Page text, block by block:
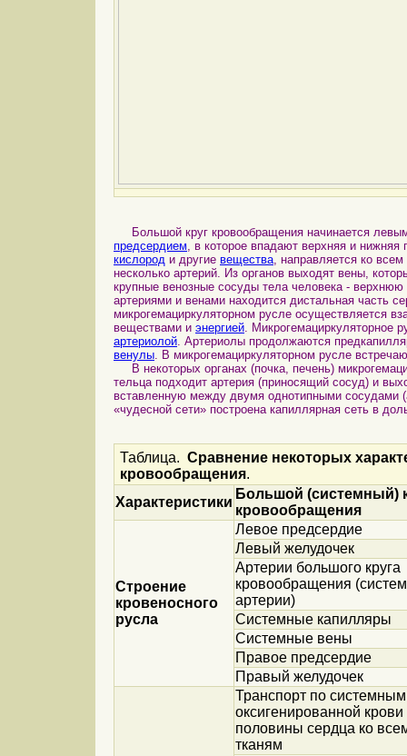
Большой круг кровообращения начинается
предсердием, в которое впадают верхняя и
кислород и другие вещества, направляется ко всем
несколько артерий. Из органов выходят вены,
крупные венозные сосуды тела человека -
артериями и венами находится дистальная часть
микрогемациркуляторном русле осуществляется
веществами и энергией. Микрогемациркуляторное
артериолой. Артериолы продолжаются
венулы. В микрогемациркуляторном русле
В некоторых органах (почка, печень)
тельца подходит артерия (приносящий сосуд) и
вставленную между двумя однотипными сосудами
«чудесной сети» построена капиллярная сеть в
Таблица. Сравнение некоторых
кровообращения.
Характеристики
Большой (системный)
кровообращения
Строение
кровеносного
русла
Левое предсердие
Левый желудочек
Артерии большого круга
кровообращения
артерии)
Системные капилляры
Системные вены
Правое предсердие
Правый желудочек
Транспорт по
оксигенированной
половины сердца ко
тканям